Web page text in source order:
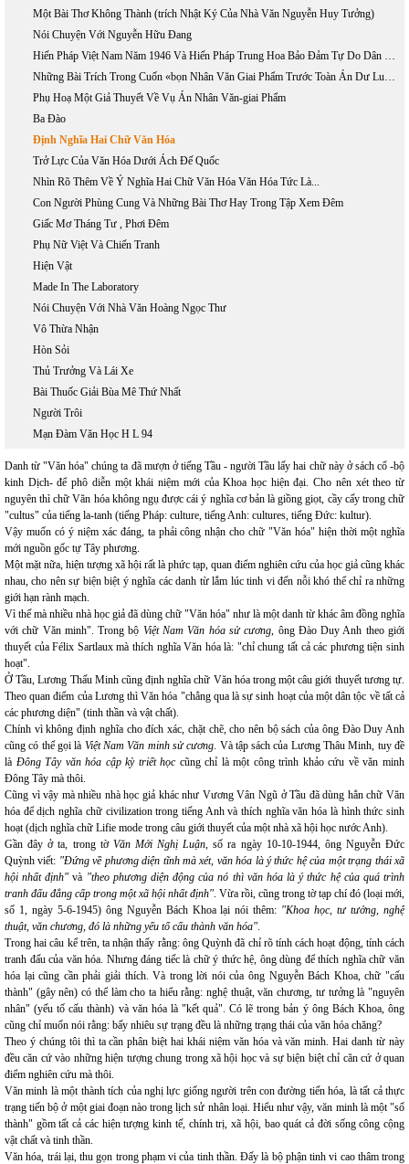
Một Bài Thơ Không Thành (trích Nhật Ký Của Nhà Văn Nguyễn Huy Tưởng)
Nói Chuyện Với Nguyễn Hữu Đang
Hiến Pháp Việt Nam Năm 1946 Và Hiến Pháp Trung Hoa Bảo Đảm Tự Do Dân Chủ Thế Nào?
Những Bài Trích Trong Cuốn «bọn Nhân Văn Giai Phẩm Trước Toàn Án Dư Luận»
Phụ Hoạ Một Giả Thuyết Về Vụ Án Nhân Văn-giai Phẩm
Ba Đào
Định Nghĩa Hai Chữ Văn Hóa
Trở Lực Của Văn Hóa Dưới Ách Đế Quốc
Nhìn Rõ Thêm Về Ý Nghĩa Hai Chữ Văn Hóa Văn Hóa Tức Là...
Con Người Phùng Cung Và Những Bài Thơ Hay Trong Tập Xem Đêm
Giấc Mơ Tháng Tư , Phơi Đêm
Phụ Nữ Việt Và Chiến Tranh
Hiện Vật
Made In The Laboratory
Nói Chuyện Với Nhà Văn Hoàng Ngọc Thư
Vô Thừa Nhận
Hòn Sỏi
Thủ Trưởng Và Lái Xe
Bài Thuốc Giải Bùa Mê Thứ Nhất
Người Trôi
Mạn Đàm Văn Học H L 94
Danh từ "Văn hóa" chúng ta đã mượn ở tiếng Tầu - người Tầu lấy hai chữ này ở sách cổ -bộ
kinh Dịch- để phô diễn một khái niệm mới của Khoa học hiện đại. Cho nên xét theo từ
nguyên thì chữ Văn hóa không ngụ được cái ý nghĩa cơ bản là giồng giọt, cầy cấy trong chữ
"cultus" của tiếng la-tanh (tiếng Pháp: culture, tiếng Anh: cultures, tiếng Đức: kultur).
Vậy muốn có ý niệm xác đáng, ta phải công nhận cho chữ "Văn hóa" hiện thời một nghĩa
mới nguồn gốc tự Tây phương.
Một mặt nữa, hiện tượng xã hội rất là phức tạp, quan điểm nghiên cứu của học giả cũng khác
nhau, cho nên sự biện biệt ý nghĩa các danh từ lắm lúc tinh vi đến nỗi khó thể chỉ ra những
giới hạn rành mạch.
Vì thế mà nhiều nhà học giả đã dùng chữ "Văn hóa" như là một danh từ khác âm đồng nghĩa
với chữ Văn minh". Trong bộ Việt Nam Văn hóa sử cương, ông Đào Duy Anh theo giới
thuyết của Félix Sartlaux mà thích nghĩa Văn hóa là: "chỉ chung tất cả các phương tiện sinh
hoạt".
Ở Tầu, Lương Thấu Minh cũng định nghĩa chữ Văn hóa trong một câu giới thuyết tương tự.
Theo quan điểm của Lương thì Văn hóa "chẳng qua là sự sinh hoạt của một dân tộc về tất cả
các phương diện" (tinh thần và vật chất).
Chính vì không định nghĩa cho đích xác, chặt chẽ, cho nên bộ sách của ông Đào Duy Anh
cũng có thể gọi là Việt Nam Văn minh sử cương. Và tập sách của Lương Thâu Minh, tuy đề
là Đông Tây văn hóa cập kỳ triết họccũng chỉ là một công trình khảo cứu về văn minh
Đông Tây mà thôi.
Cũng vì vậy mà nhiều nhà học giả khác như Vương Vân Ngũ ở Tầu đã dùng hẳn chữ Văn
hóa để dịch nghĩa chữ civilization trong tiếng Anh và thích nghĩa văn hóa là hình thức sinh
hoạt (dịch nghĩa chữ Lifie mode trong câu giới thuyết của một nhà xã hội học nước Anh).
Gần đây ở ta, trong tờ Văn Mới Nghị Luận, số ra ngày 10-10-1944, ông Nguyễn Đức
Quỳnh viết: "Đứng về phương diện tĩnh mà xét, văn hóa là ý thức hệ của một trạng thái xã
hội nhất định" và "theo phương diện động của nó thì văn hóa là ý thức hệ của quá trình
tranh đấu đẳng cấp trong một xã hội nhất định". Vừa rồi, cũng trong tờ tạp chí đó (loại mới,
số 1, ngày 5-6-1945) ông Nguyễn Bách Khoa lại nói thêm: "Khoa học, tư tưởng, nghệ
thuật, văn chương, đó là những yếu tố cấu thành văn hóa".
Trong hai câu kể trên, ta nhận thấy rằng: ông Quỳnh đã chỉ rõ tính cách hoạt động, tính cách
tranh đấu của văn hóa. Nhưng đáng tiếc là chữ ý thức hệ, ông dùng để thích nghĩa chữ văn
hóa lại cũng cần phải giải thích. Và trong lời nói của ông Nguyễn Bách Khoa, chữ "cấu
thành" (gây nên) có thể làm cho ta hiểu rằng: nghệ thuật, văn chương, tư tưởng là "nguyên
nhân" (yếu tố cấu thành) và văn hóa là "kết quả". Có lẽ trong bản ý ông Bách Khoa, ông
cũng chỉ muốn nói rằng: bấy nhiêu sự trạng đều là những trạng thái của văn hóa chăng?
Theo ý chúng tôi thì ta cần phân biệt hai khái niệm văn hóa và văn minh. Hai danh từ này
đều căn cứ vào những hiện tượng chung trong xã hội học và sự biện biệt chỉ căn cứ ở quan
điểm nghiên cứu mà thôi.
Văn minh là một thành tích của nghị lực giống người trên con đường tiến hóa, là tất cả thực
trạng tiến bộ ở một giai đoạn nào trong lịch sử nhân loại. Hiểu như vậy, văn minh là một "số
thành" gồm tất cả các hiện tượng kinh tế, chính trị, xã hội, bao quát cả đời sống công cộng
vật chất và tinh thần.
Văn hóa, trái lại, thu gọn trong phạm vi của tinh thần. Đấy là bộ phận tinh vi cao thâm trong